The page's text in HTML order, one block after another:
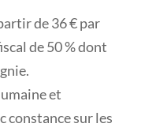
de 36 € par
de 50 % dont
et
constance sur les